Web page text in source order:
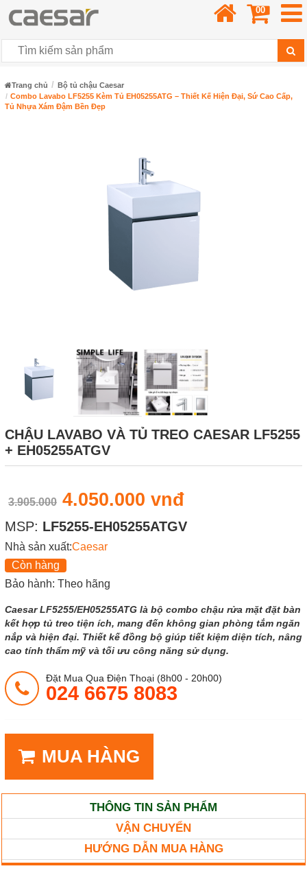
00
Trang chủ
Bộ tủ chậu Caesar
Combo Lavabo LF5255 Kèm Tủ EH05255ATG – Thiết Kế Hiện Đại, Sứ Cao Cấp,
Tủ Nhựa Xám Đậm Bền Đẹp
CHẬU LAVABO VÀ TỦ TREO CAESAR LF5255
+ EH05255ATGV
3.905.000 4.050.000 vnđ
MSP: LF5255-EH05255ATGV
Nhà sản xuất:Caesar
Còn hàng
Bảo hành: Theo hãng
Caesar LF5255/EH05255ATG là bộ combo chậu rửa mặt đặt bàn
kết hợp tủ treo tiện ích, mang đến không gian phòng tắm ngăn
nắp và hiện đại. Thiết kế đồng bộ giúp tiết kiệm diện tích, nâng
cao tính thẩm mỹ và tối ưu công năng sử dụng.
Đặt Mua Qua Điện Thoại (8h00 - 20h00)
024 6675 8083
MUA HÀNG
THÔNG TIN SẢN PHẨM
VẬN CHUYỂN
HƯỚNG DẪN MUA HÀNG